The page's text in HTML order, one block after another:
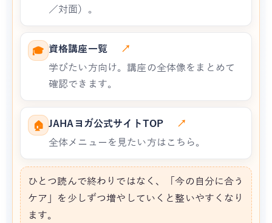
／対面）。
🎓 資格講座一覧
↗
学びたい方向け。講座の全体像をまとめて
確認できます。
🏠 JAHAヨガ公式サイトTOP
↗
全体メニューを見たい方はこちら。
ひとつ読んで終わりではなく、「今の自分に合う
ケア」を少しずつ増やしていくと整いやすくなり
ます。